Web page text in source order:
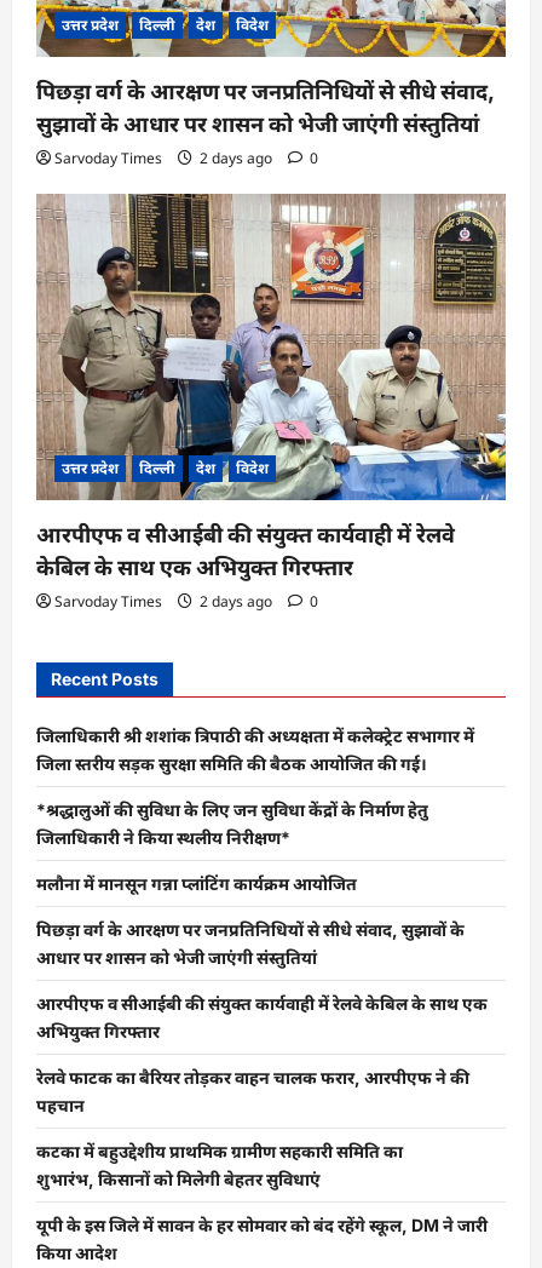
उत्तर प्रदेश दिल्ली देश विदेश
पिछड़ा वर्ग के आरक्षण पर जनप्रतिनिधियों से सीधे संवाद,
सुझावों के आधार पर शासन को भेजी जाएंगी संस्तुतियां
Sarvoday Times 2 days ago 0
उत्तर प्रदेश दिल्ली देश विदेश
आरपीएफ व सीआईबी की संयुक्त कार्यवाही में रेलवे
केबिल के साथ एक अभियुक्त गिरफ्तार
Sarvoday Times 2 days ago 0
Recent Posts
जिलाधिकारी श्री शशांक त्रिपाठी की अध्यक्षता में कलेक्ट्रेट सभागार में
जिला स्तरीय सड़क सुरक्षा समिति की बैठक आयोजित की गई।
*श्रद्धालुओं की सुविधा के लिए जन सुविधा केंद्रों के निर्माण हेतु
जिलाधिकारी ने किया स्थलीय निरीक्षण*
मलौना में मानसून गन्ना प्लांटिंग कार्यक्रम आयोजित
पिछड़ा वर्ग के आरक्षण पर जनप्रतिनिधियों से सीधे संवाद, सुझावों के
आधार पर शासन को भेजी जाएंगी संस्तुतियां
आरपीएफ व सीआईबी की संयुक्त कार्यवाही में रेलवे केबिल के साथ एक
अभियुक्त गिरफ्तार
रेलवे फाटक का बैरियर तोड़कर वाहन चालक फरार, आरपीएफ ने की
पहचान
कटका में बहुउद्देशीय प्राथमिक ग्रामीण सहकारी समिति का
शुभारंभ, किसानों को मिलेगी बेहतर सुविधाएं
यूपी के इस जिले में सावन के हर सोमवार को बंद रहेंगे स्कूल, DM ने जारी
किया आदेश